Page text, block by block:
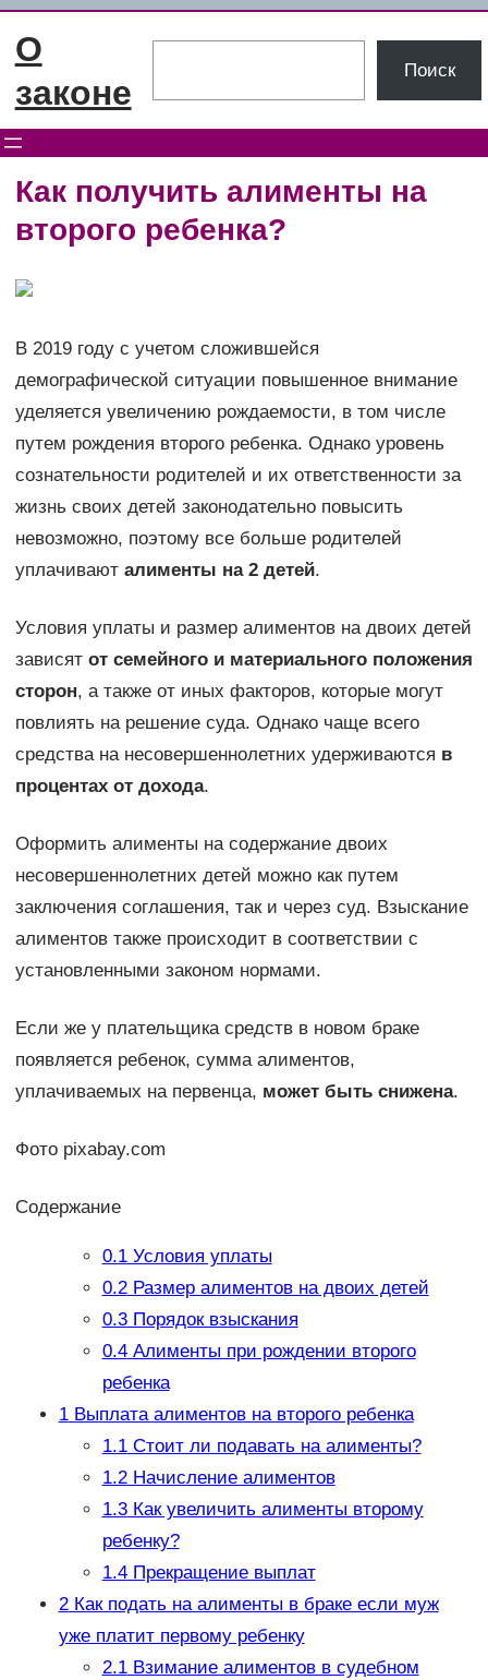
Перейти
О
законе
Поиск
Как получить алименты на
второго ребенка?
В 2019 году с учетом сложившейся
демографической ситуации повышенное внимание
уделяется увеличению рождаемости, в том числе
путем рождения второго ребенка. Однако уровень
сознательности родителей и их ответственности за
жизнь своих детей законодательно повысить
невозможно, поэтому все больше родителей
уплачивают алименты на 2 детей.
Условия уплаты и размер алиментов на двоих детей
зависят от семейного и материального положения
сторон, а также от иных факторов, которые могут
повлиять на решение суда. Однако чаще всего
средства на несовершеннолетних удерживаются в
процентах от дохода.
Оформить алименты на содержание двоих
несовершеннолетних детей можно как путем
заключения соглашения, так и через суд. Взыскание
алиментов также происходит в соответствии с
установленными законом нормами.
Если же у плательщика средств в новом браке
появляется ребенок, сумма алиментов,
уплачиваемых на первенца, может быть снижена.
Фото pixabay.com
Содержание
0.1Условия уплаты
0.2Размер алиментов на двоих детей
0.3Порядок взыскания
0.4Алименты при рождении второго
ребенка
1Выплата алиментов на второго ребенка
1.1Стоит ли подавать на алименты?
1.2Начисление алиментов
1.3Как увеличить алименты второму
ребенку?
1.4Прекращение выплат
2Как подать на алименты в браке если муж
уже платит первому ребенку
2.1Взимание алиментов в судебном